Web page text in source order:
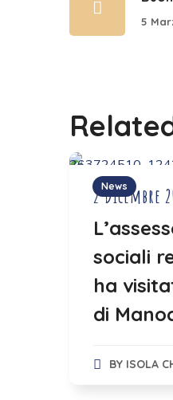
5
News
2 Dicembre
sociali
ha
di
BY ISOLA